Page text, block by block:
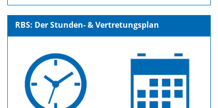
RBS: Der Stunden- & Vertretungsplan